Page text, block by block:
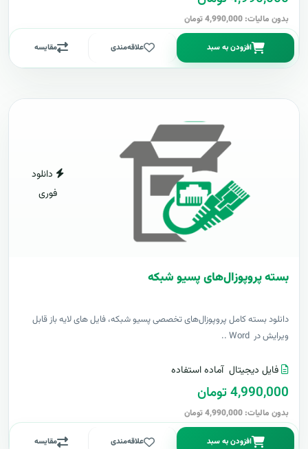
بدون مالیات: 4,990,000 تومان
افزودن به سبد علاقه‌مندی مقایسه
دانلود
فوری
بسته پروپوزال‌های پسیو شبکه
دانلود بسته کامل پروپوزال‌های تخصصی پسیو شبکه، فایل های لایه باز قابل
ویرایش در Word ..
فایل دیجیتال آماده استفاده
4,990,000 تومان
بدون مالیات: 4,990,000 تومان
افزودن به سبد علاقه‌مندی مقایسه